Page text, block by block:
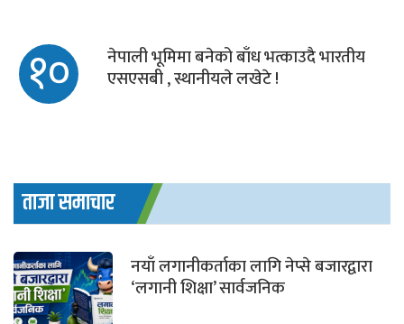
१० नेपाली भूमिमा बनेको बाँध भत्काउदै भारतीय
एसएसबी , स्थानीयले लखेटे !
ताजा समाचार
नयाँ लगानीकर्ताका लागि नेप्से बजारद्वारा
‘लगानी शिक्षा’ सार्वजनिक